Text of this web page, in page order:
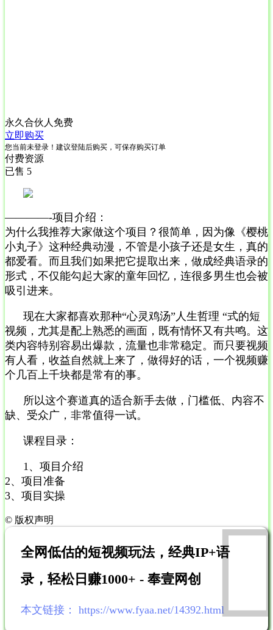
永久合伙人 免费
立即购买
您当前未登录！建议登陆后购买，可保存购买订单
付费资源
已售 5
————-项目介绍：
为什么我推荐大家做这个项目？很简单，因为像《樱桃
小丸子》这种经典动漫，不管是小孩子还是女生，真的
都爱看。而且我们如果把它提取出来，做成经典语录的
形式，不仅能勾起大家的童年回忆，连很多男生也会被
吸引进来。
现在大家都喜欢那种“心灵鸡汤”人生哲理 “式的短
视频，尤其是配上熟悉的画面，既有情怀又有共鸣。这
类内容特别容易出爆款，流量也非常稳定。而只要视频
有人看，收益自然就上来了，做得好的话，一个视频赚
个几百上千块都是常有的事。
所以这个赛道真的适合新手去做，门槛低、内容不
缺、受众广，非常值得一试。
课程目录：
1、项目介绍
2、项目准备
3、项目实操
© 版权声明
全网低估的短视频玩法，经典IP+语
录，轻松日赚1000+ - 奉壹网创
本文链接： https://www.fyaa.net/14392.html